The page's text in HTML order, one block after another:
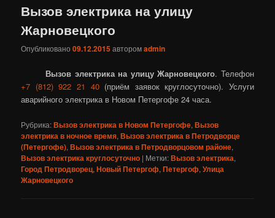
Вызов электрика на улицу
Жарновецкого
Опубликовано09.12.2015авторомadmin
Вызов электрика на улицу Жарновецкого. Телефон
+7 (812) 922 21 40(приём заявок круглосуточно). Услуги
аварийного электрика в Новом Петергофе 24 часа.
Рубрика:Вызов электрика в Новом Петергофе,Вызов
электрика в ночное время,Вызов электрика в Петродворце
(Петергофе),Вызов электрика в Петродворцовом районе,
Вызов электрика круглосуточно | Метки:Вызов электрика,
Город Петродворец,Новый Петергоф,Петергоф,Улица
Жарновецкого